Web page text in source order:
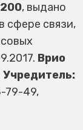
, выдано
сфере связи,
Врио
Учредитель:
79-49,